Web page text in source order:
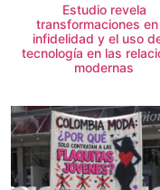
Estudio revela
transformaciones en
infidelidad y el uso
tecnología en las
modernas